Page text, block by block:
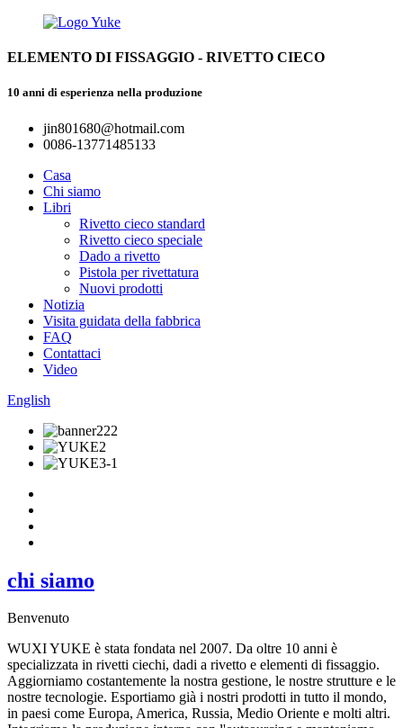
ELEMENTO DI FISSAGGIO - RIVETTO CIECO
10 anni di esperienza nella produzione
jin801680@hotmail.com
0086-13771485133
Casa
Chi siamo
Libri
Rivetto cieco standard
Rivetto cieco speciale
Dado a rivetto
Pistola per rivettatura
Nuovi prodotti
Notizia
Visita guidata della fabbrica
FAQ
Contattaci
Video
English
chi siamo
Benvenuto
WUXI YUKE è stata fondata nel 2007. Da oltre 10 anni è
specializzata in rivetti ciechi, dadi a rivetto e elementi di fissaggio.
Aggiorniamo costantemente la nostra gestione, le nostre strutture e le
nostre tecnologie. Esportiamo già i nostri prodotti in tutto il mondo,
in paesi come Europa, America, Russia, Medio Oriente e molti altri.